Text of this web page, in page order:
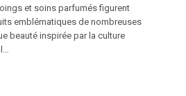
et soins parfumés figurent
emblématiques de nombreuses
beauté inspirée par la culture